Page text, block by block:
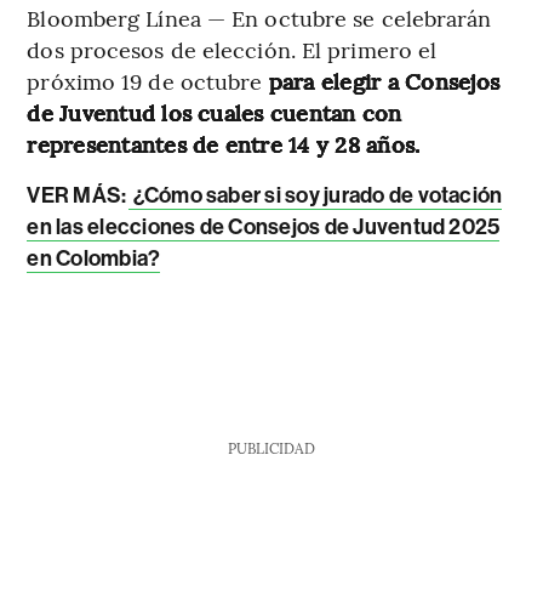
Bloomberg Línea — En octubre se celebrarán
dos procesos de elección. El primero el
próximo 19 de octubre para elegir a Consejos
de Juventud los cuales cuentan con
representantes de entre 14 y 28 años.
VER MÁS: ¿Cómo saber si soy jurado de votación
en las elecciones de Consejos de Juventud 2025
en Colombia?
PUBLICIDAD